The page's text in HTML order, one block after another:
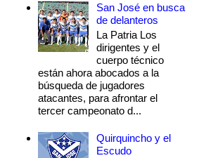
San José en busca
de delanteros
La Patria Los
dirigentes y el
cuerpo técnico
están ahora abocados a la
búsqueda de jugadores
atacantes, para afrontar el
tercer campeonato d...
Quirquincho y el
Escudo